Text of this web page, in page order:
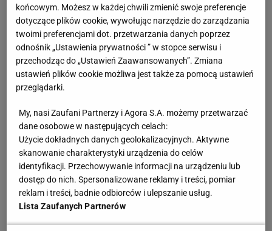
Łukasz Jachimiak: Legia - Omonia to będą męki jak
te z meczu Legia - Linfield?
Sylwester Czereszewski:Jak ktoś pamięta tamten
mecz, to na pewno ma obawy. Ale moim zdaniem
zespół z Cypru będzie Legii bardziej odpowiadał.
Irlandczycy nie mieli żadnego pomysłu z przodu, ale
byli dobrze zorganizowani w obronie, więc Legia się
namęczyła i wygrała dopiero w końcówce. Omonia
będzie bardziej kreatywna, dzięki czemu Legii
będzie się łatwiej grało, bo szyki obronne rywala
będą bardziej poluzowane.
końcowym. Możesz w każdej chwili zmienić swoje preferencje
dotyczące plików cookie, wywołując narzędzie do zarządzania
twoimi preferencjami dot. przetwarzania danych poprzez
odnośnik „Ustawienia prywatności ” w stopce serwisu i
przechodząc do „Ustawień Zaawansowanych”. Zmiana
ustawień plików cookie możliwa jest także za pomocą ustawień
przeglądarki.
My, nasi Zaufani Partnerzy i Agora S.A. możemy przetwarzać
dane osobowe w następujących celach:
Użycie dokładnych danych geolokalizacyjnych. Aktywne
skanowanie charakterystyki urządzenia do celów
identyfikacji. Przechowywanie informacji na urządzeniu lub
dostęp do nich. Spersonalizowane reklamy i treści, pomiar
reklam i treści, badnie odbiorców i ulepszanie usług.
Lista Zaufanych Partnerów